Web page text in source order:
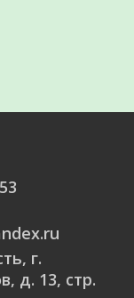
г.
д. 13, стр.